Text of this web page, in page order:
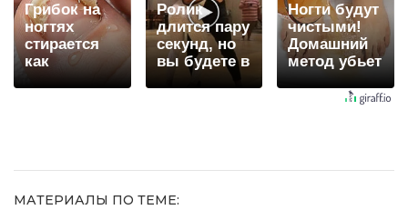
Грибок на
ногтях
стирается
как
ластиком!
Ролик
длится пару
секунд, но
вы будете в
шоке от
Ногти будут
чистыми!
Домашний
метод убьет
грибок,
возьмите
МАТЕРИАЛЫ ПО ТЕМЕ: